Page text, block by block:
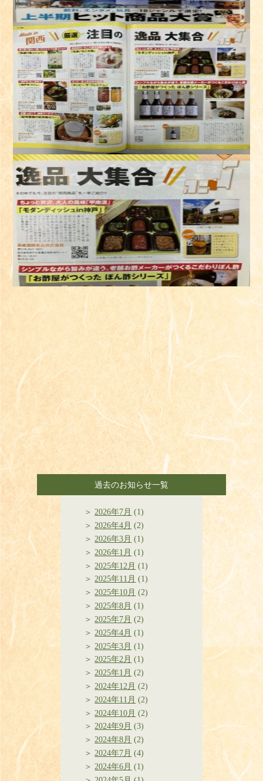
過去のお知らせ一覧
2026年7月 (1)
2026年4月 (2)
2026年3月 (1)
2026年1月 (1)
2025年12月 (1)
2025年11月 (1)
2025年10月 (2)
2025年8月 (1)
2025年7月 (2)
2025年4月 (1)
2025年3月 (1)
2025年2月 (1)
2025年1月 (2)
2024年12月 (2)
2024年11月 (2)
2024年10月 (2)
2024年9月 (3)
2024年8月 (2)
2024年7月 (4)
2024年6月 (1)